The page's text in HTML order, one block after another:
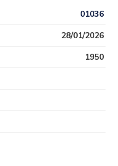
01036
28/01/2026
1950